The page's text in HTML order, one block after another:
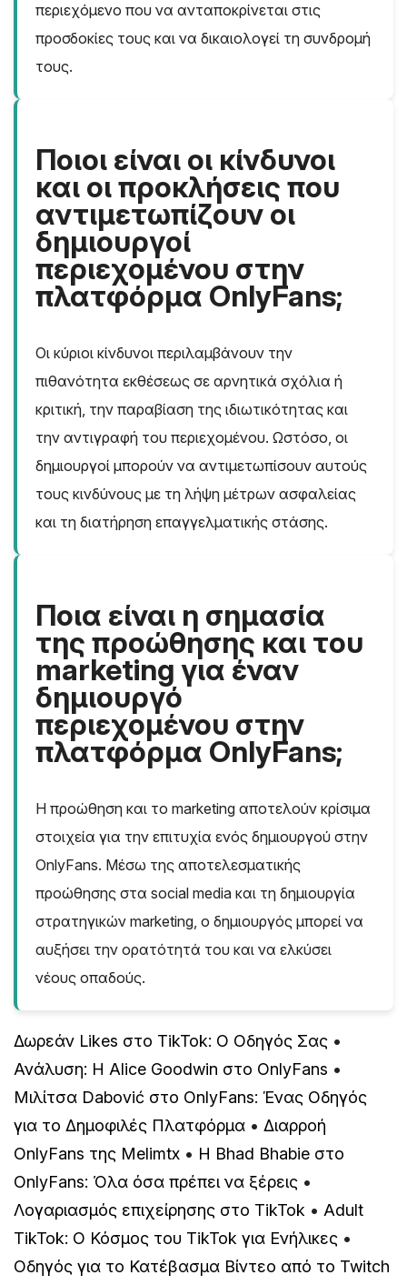
περιεχόμενο που να ανταποκρίνεται στις
προσδοκίες τους και να δικαιολογεί τη συνδρομή
τους.
Ποιοι είναι οι κίνδυνοι
και οι προκλήσεις που
αντιμετωπίζουν οι
δημιουργοί
περιεχομένου στην
πλατφόρμα OnlyFans;
Οι κύριοι κίνδυνοι περιλαμβάνουν την
πιθανότητα εκθέσεως σε αρνητικά σχόλια ή
κριτική, την παραβίαση της ιδιωτικότητας και
την αντιγραφή του περιεχομένου. Ωστόσο, οι
δημιουργοί μπορούν να αντιμετωπίσουν αυτούς
τους κινδύνους με τη λήψη μέτρων ασφαλείας
και τη διατήρηση επαγγελματικής στάσης.
Ποια είναι η σημασία
της προώθησης και του
marketing για έναν
δημιουργό
περιεχομένου στην
πλατφόρμα OnlyFans;
Η προώθηση και το marketing αποτελούν κρίσιμα
στοιχεία για την επιτυχία ενός δημιουργού στην
OnlyFans. Μέσω της αποτελεσματικής
προώθησης στα social media και τη δημιουργία
στρατηγικών marketing, ο δημιουργός μπορεί να
αυξήσει την ορατότητά του και να ελκύσει
νέους οπαδούς.
Δωρεάν Likes στο TikTok: Ο Οδηγός Σας •
Ανάλυση: Η Alice Goodwin στο OnlyFans •
Μιλίτσα Dabović στο OnlyFans: Ένας Οδηγός
για το Δημοφιλές Πλατφόρμα • Διαρροή
OnlyFans της Melimtx • Η Bhad Bhabie στο
OnlyFans: Όλα όσα πρέπει να ξέρεις •
Λογαριασμός επιχείρησης στο TikTok • Adult
TikTok: Ο Κόσμος του TikTok για Ενήλικες •
Οδηγός για το Κατέβασμα Βίντεο από το Twitch